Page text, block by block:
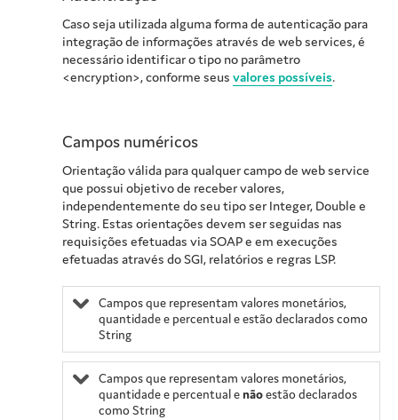
Caso seja utilizada alguma forma de autenticação para
integração de informações através de web services, é
necessário identificar o tipo no parâmetro
<encryption>, conforme seus valores possíveis.
Campos numéricos
Orientação válida para qualquer campo de web service
que possui objetivo de receber valores,
independentemente do seu tipo ser Integer, Double e
String. Estas orientações devem ser seguidas nas
requisições efetuadas via SOAP e em execuções
efetuadas através do SGI, relatórios e regras LSP.
Campos que representam valores monetários,
quantidade e percentual e estão declarados como
String
Campos que representam valores monetários,
quantidade e percentual e nãoestão declarados
como String